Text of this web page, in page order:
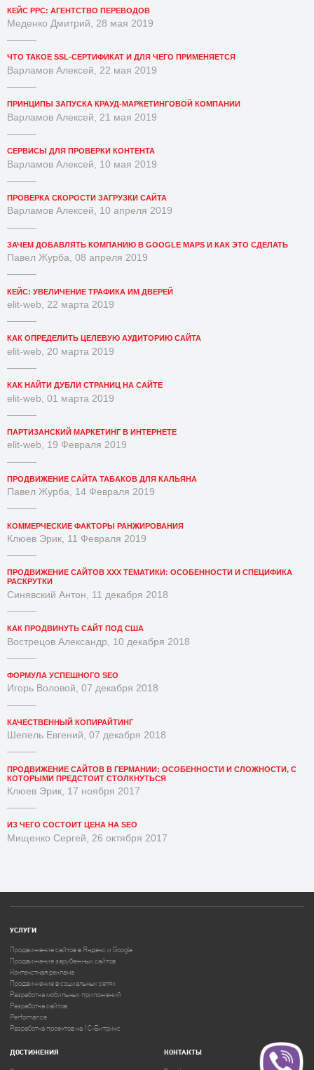
КЕЙС PPC: АГЕНТСТВО ПЕРЕВОДОВ
Меденко Дмитрий, 28 мая 2019
ЧТО ТАКОЕ SSL-СЕРТИФИКАТ И ДЛЯ ЧЕГО ПРИМЕНЯЕТСЯ
Варламов Алексей, 22 мая 2019
ПРИНЦИПЫ ЗАПУСКА КРАУД-МАРКЕТИНГОВОЙ КОМПАНИИ
Варламов Алексей, 21 мая 2019
СЕРВИСЫ ДЛЯ ПРОВЕРКИ КОНТЕНТА
Варламов Алексей, 10 мая 2019
ПРОВЕРКА СКОРОСТИ ЗАГРУЗКИ САЙТА
Варламов Алексей, 10 апреля 2019
ЗАЧЕМ ДОБАВЛЯТЬ КОМПАНИЮ В GOOGLE MAPS И КАК ЭТО СДЕЛАТЬ
Павел Журба, 08 апреля 2019
КЕЙС: УВЕЛИЧЕНИЕ ТРАФИКА ИМ ДВЕРЕЙ
elit-web, 22 марта 2019
КАК ОПРЕДЕЛИТЬ ЦЕЛЕВУЮ АУДИТОРИЮ САЙТА
elit-web, 20 марта 2019
КАК НАЙТИ ДУБЛИ СТРАНИЦ НА САЙТЕ
elit-web, 01 марта 2019
ПАРТИЗАНСКИЙ МАРКЕТИНГ В ИНТЕРНЕТЕ
elit-web, 19 Февраля 2019
ПРОДВИЖЕНИЕ САЙТА ТАБАКОВ ДЛЯ КАЛЬЯНА
Павел Журба, 14 Февраля 2019
КОММЕРЧЕСКИЕ ФАКТОРЫ РАНЖИРОВАНИЯ
Клюев Эрик, 11 Февраля 2019
ПРОДВИЖЕНИЕ САЙТОВ XXX ТЕМАТИКИ: ОСОБЕННОСТИ И СПЕЦИФИКА
РАСКРУТКИ
Синявский Антон, 11 декабря 2018
КАК ПРОДВИНУТЬ САЙТ ПОД США
Вострецов Александр, 10 декабря 2018
ФОРМУЛА УСПЕШНОГО SEO
Игорь Воловой, 07 декабря 2018
КАЧЕСТВЕННЫЙ КОПИРАЙТИНГ
Шепель Евгений, 07 декабря 2018
ПРОДВИЖЕНИЕ САЙТОВ В ГЕРМАНИИ: ОСОБЕННОСТИ И СЛОЖНОСТИ, С
КОТОРЫМИ ПРЕДСТОИТ СТОЛКНУТЬСЯ
Клюев Эрик, 17 ноября 2017
ИЗ ЧЕГО СОСТОИТ ЦЕНА НА SEO
Мищенко Сергей, 26 октября 2017
УСЛУГИ
Продвижение сайтов в Яндекс и Google
Продвижение зарубежных сайтов
Контекстная реклама
Продвижение в социальных сетях
Разработка мобильных приложений
Разработка сайтов
Perfomance
Разработка проектов на 1C-Битрикс
ДОСТИЖЕНИЯ КОНТАКТЫ